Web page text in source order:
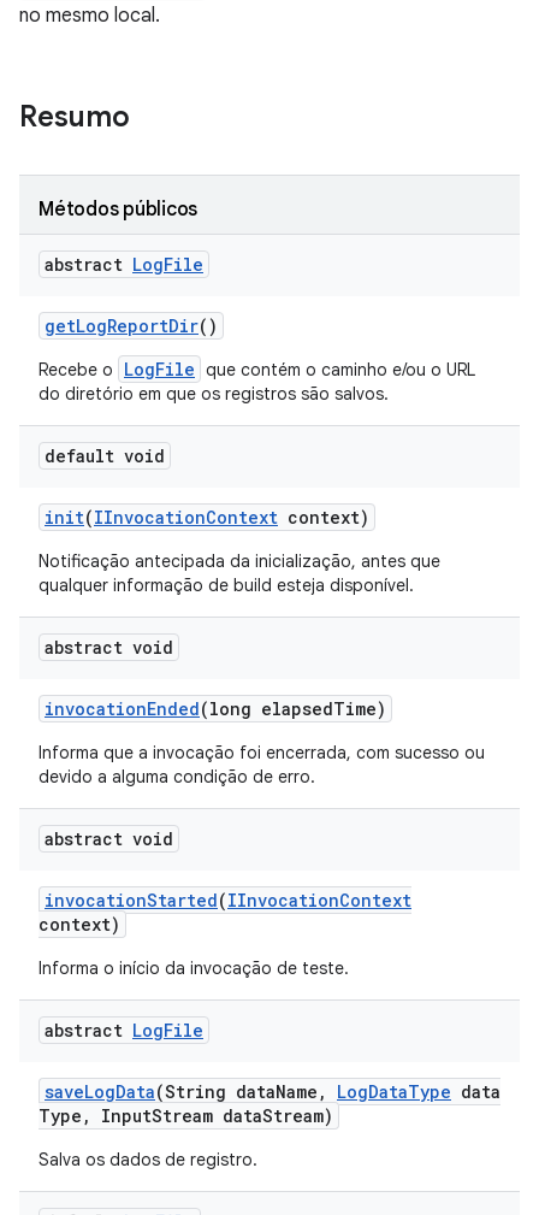
no mesmo local.
Resumo
Métodos públicos
abstract LogFile
getLogReportDir()
Recebe o LogFile que contém o caminho e/ou o URL
do diretório em que os registros são salvos.
default void
init(IInvocationContext context)
Notificação antecipada da inicialização, antes que
qualquer informação de build esteja disponível.
abstract void
invocationEnded(long elapsedTime)
Informa que a invocação foi encerrada, com sucesso ou
devido a alguma condição de erro.
abstract void
invocationStarted(IInvocationContext
context)
Informa o início da invocação de teste.
abstract LogFile
saveLogData(String dataName , LogDataType data
Type , InputStream dataStream)
Salva os dados de registro.